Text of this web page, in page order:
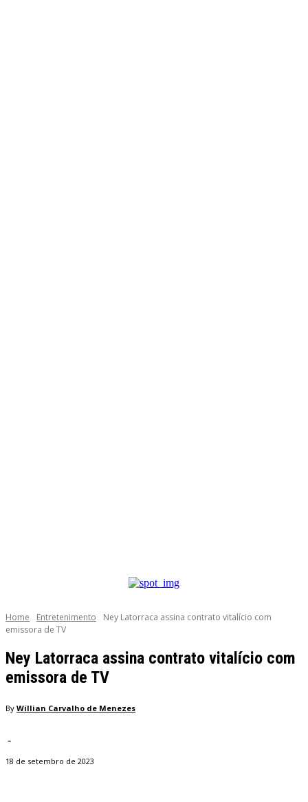
Home Entretenimento
Ney Latorraca assina contrato vitalício com
emissora de TV
Ney Latorraca assina contrato vitalício com
emissora de TV
By Willian Carvalho de Menezes
-
18 de setembro de 2023